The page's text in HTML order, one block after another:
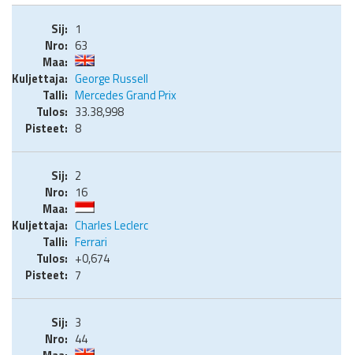
1
63
George Russell
Mercedes Grand Prix
33.38,998
8
2
16
Charles Leclerc
Ferrari
+0,674
7
3
44